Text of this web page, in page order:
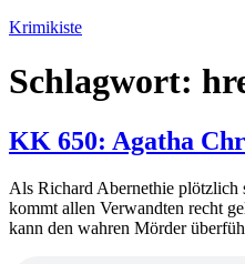
Zum
springen
Krimikiste
Schlagwort:
KK 650: Agatha
Als Richard Abernethie plötzlich
kommt allen Verwandten recht
kann den wahren Mörder